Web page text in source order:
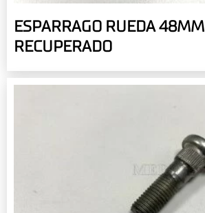
ESPARRAGO RUEDA 48MM
RECUPERADO